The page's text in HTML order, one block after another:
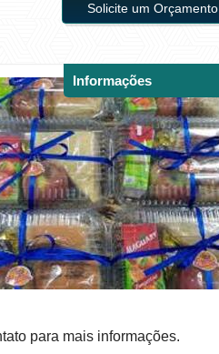
Solicite um Orçamento
para mais informações.
Informações